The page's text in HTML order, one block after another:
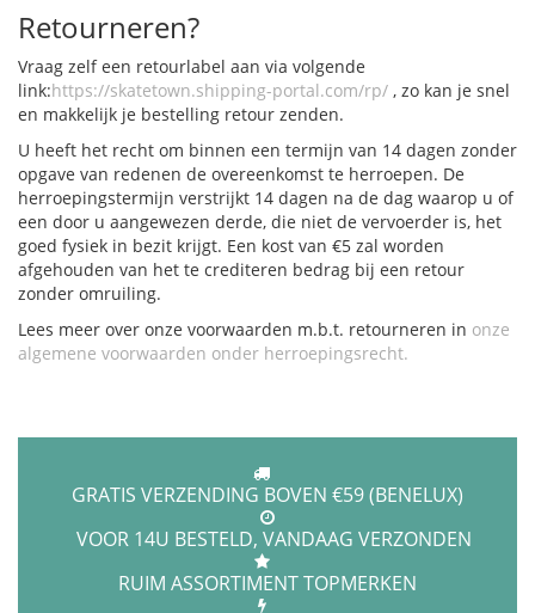
Retourneren?
Vraag zelf een retourlabel aan via volgende
link:https://skatetown.shipping-portal.com/rp/ , zo kan je snel
en makkelijk je bestelling retour zenden.
U heeft het recht om binnen een termijn van 14 dagen zonder
opgave van redenen de overeenkomst te herroepen. De
herroepingstermijn verstrijkt 14 dagen na de dag waarop u of
een door u aangewezen derde, die niet de vervoerder is, het
goed fysiek in bezit krijgt. Een kost van €5 zal worden
afgehouden van het te crediteren bedrag bij een retour
zonder omruiling.
Lees meer over onze voorwaarden m.b.t. retourneren in onze
algemene voorwaarden onder herroepingsrecht.
GRATIS VERZENDING BOVEN €59 (BENELUX)
VOOR 14U BESTELD, VANDAAG VERZONDEN
RUIM ASSORTIMENT TOPMERKEN